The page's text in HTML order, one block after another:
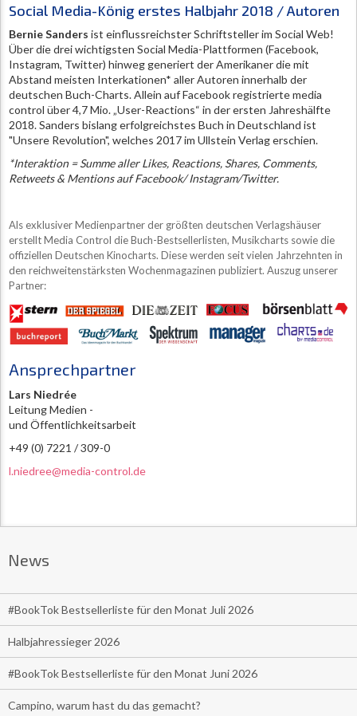
Social Media-König erstes Halbjahr 2018 / Autoren
Bernie Sanders ist einflussreichster Schriftsteller im Social Web!
Über die drei wichtigsten Social Media-Plattformen (Facebook,
Instagram, Twitter) hinweg generiert der Amerikaner die mit
Abstand meisten Interkationen* aller Autoren innerhalb der
deutschen Buch-Charts. Allein auf Facebook registrierte media
control über 4,7 Mio. „User-Reactions“ in der ersten Jahreshälfte
2018. Sanders bislang erfolgreichstes Buch in Deutschland ist
"Unsere Revolution", welches 2017 im Ullstein Verlag erschien.
*Interaktion = Summe aller Likes, Reactions, Shares, Comments,
Retweets & Mentions auf Facebook/ Instagram/Twitter.
Als exklusiver Medienpartner der größten deutschen Verlagshäuser
erstellt Media Control die Buch-Bestsellerlisten, Musikcharts sowie die
offiziellen Deutschen Kinocharts. Diese werden seit vielen Jahrzehnten in
den reichweitenstärksten Wochenmagazinen publiziert. Auszug unserer
Partner:
Ansprechpartner
Lars Niedrée
Leitung Medien -
und Öffentlichkeitsarbeit
+49 (0) 7221 / 309-0
l.niedree@media-control.de
News
#BookTok Bestsellerliste für den Monat Juli 2026
Halbjahressieger 2026
#BookTok Bestsellerliste für den Monat Juni 2026
Campino, warum hast du das gemacht?